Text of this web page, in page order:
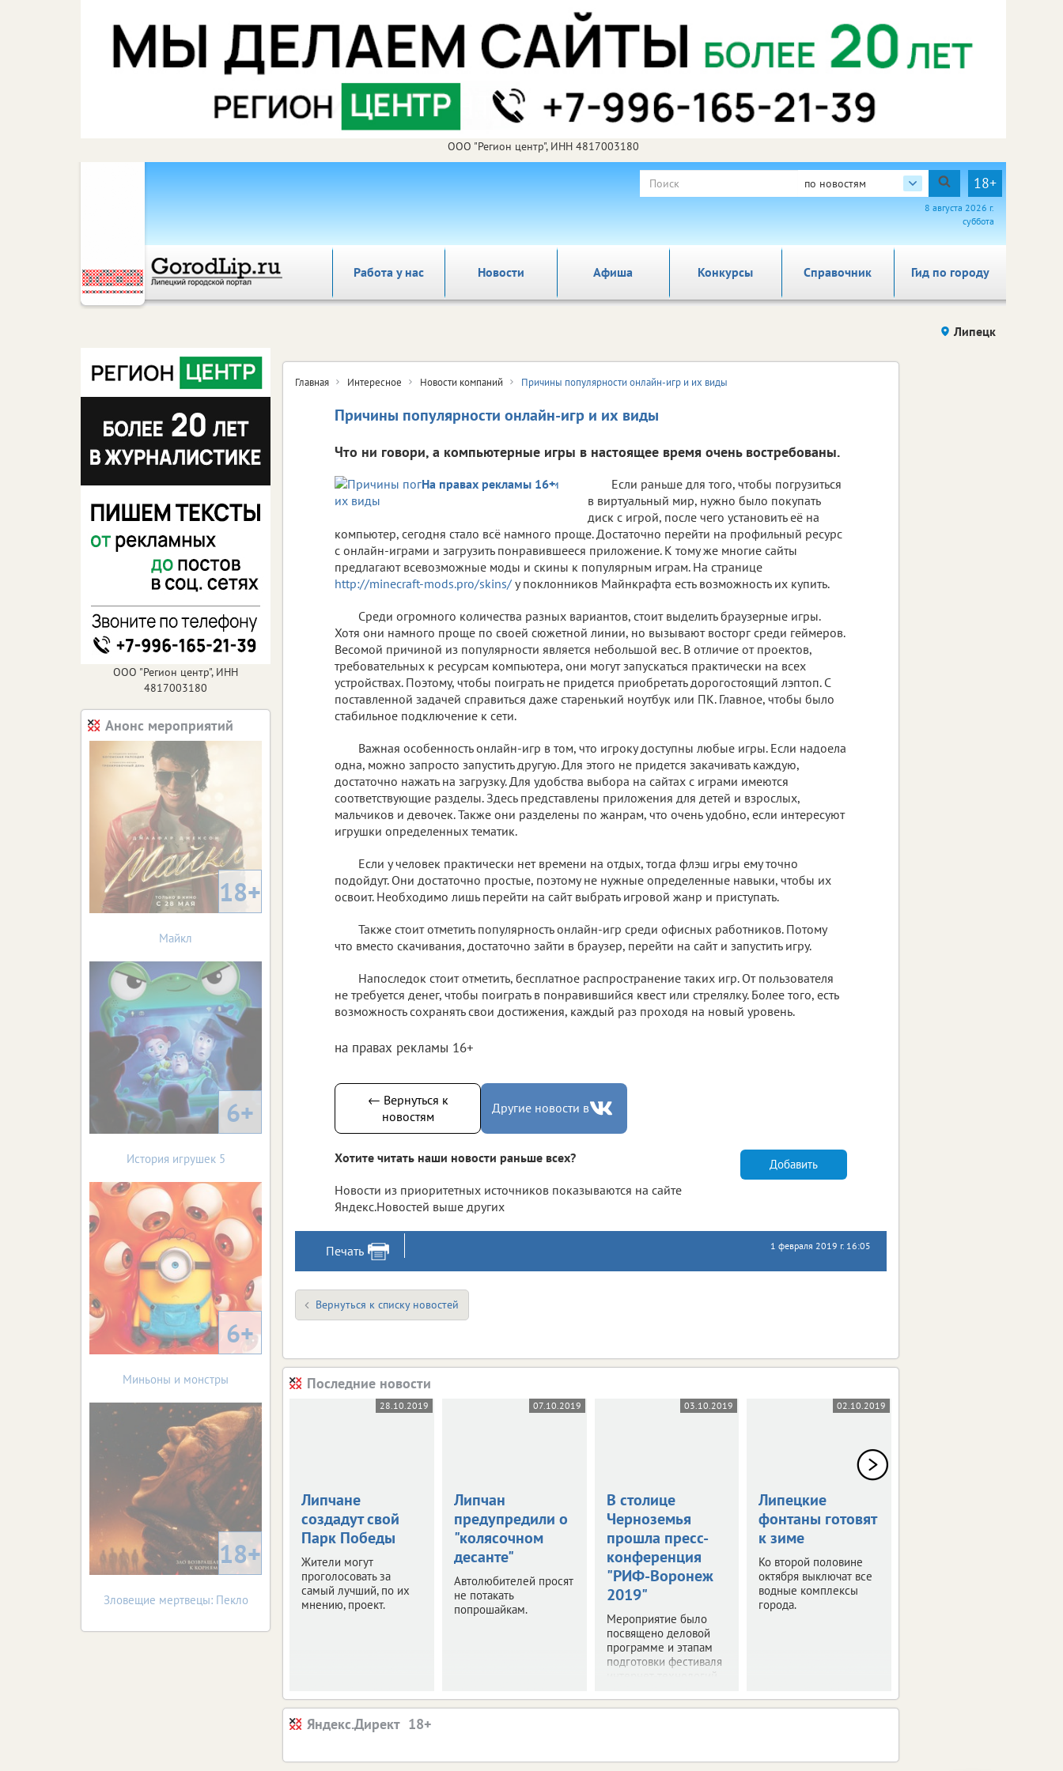
ООО "Регион центр", ИНН 4817003180
по новостям 18+
8 августа 2026 г.
суббота
Работа у нас Новости Афиша Справочник Гид по городу
Конкурсы
Липецк
Главная Интересное Новости компаний Причины популярности онлайн-игр и их виды
Причины популярности онлайн-игр и их виды
Что ни говори, а компьютерные игры в настоящее время очень востребованы.
На правах рекламы 16+
Если раньше для того, чтобы погрузиться
в виртуальный мир, нужно было покупать
диск с игрой, после чего установить её на
компьютер, сегодня стало всё намного проще. Достаточно перейти на профильный ресурс
с онлайн-играми и загрузить понравившееся приложение. К тому же многие сайты
предлагают всевозможные моды и скины к популярным играм. На странице
http://minecraft-mods.pro/skins/ у поклонников Майнкрафта есть возможность их купить.
Среди огромного количества разных вариантов, стоит выделить браузерные игры.
Хотя они намного проще по своей сюжетной линии, но вызывают восторг среди геймеров.
Весомой причиной из популярности является небольшой вес. В отличие от проектов,
требовательных к ресурсам компьютера, они могут запускаться практически на всех
устройствах. Поэтому, чтобы поиграть не придется приобретать дорогостоящий лэптоп. С
поставленной задачей справиться даже старенький ноутбук или ПК. Главное, чтобы было
стабильное подключение к сети.
Важная особенность онлайн-игр в том, что игроку доступны любые игры. Если надоела
одна, можно запросто запустить другую. Для этого не придется закачивать каждую,
достаточно нажать на загрузку. Для удобства выбора на сайтах с играми имеются
соответствующие разделы. Здесь представлены приложения для детей и взрослых,
мальчиков и девочек. Также они разделены по жанрам, что очень удобно, если интересуют
игрушки определенных тематик.
Если у человек практически нет времени на отдых, тогда флэш игры ему точно
подойдут. Они достаточно простые, поэтому не нужные определенные навыки, чтобы их
освоит. Необходимо лишь перейти на сайт выбрать игровой жанр и приступать.
Также стоит отметить популярность онлайн-игр среди офисных работников. Потому
что вместо скачивания, достаточно зайти в браузер, перейти на сайт и запустить игру.
Напоследок стоит отметить, бесплатное распространение таких игр. От пользователя
не требуется денег, чтобы поиграть в понравившийся квест или стрелялку. Более того, есть
возможность сохранять свои достижения, каждый раз проходя на новый уровень.
на правах рекламы 16+
← Вернуться к
новостям
Другие новости в
Хотите читать наши новости раньше всех?
Новости из приоритетных источников показываются на сайте
Яндекс.Новостей выше других
Добавить
Печать 1 февраля 2019 г. 16:05
Вернуться к списку новостей
Последние новости
28.10.2019
Липчане
создадут свой
Парк Победы
Жители могут
проголосовать за
самый лучший, по их
мнению, проект.
07.10.2019
Липчан
предупредили о
"колясочном
десанте"
Автолюбителей просят
не потакать
попрошайкам.
03.10.2019
В столице
Черноземья
прошла пресс-
конференция
"РИФ-Воронеж
2019"
Мероприятие было
посвящено деловой
программе и этапам
подготовки фестиваля
интернет-технологий.
02.10.2019
Липецкие
фонтаны готовят
к зиме
Ко второй половине
октября выключат все
водные комплексы
города.
Яндекс.Директ
ООО "Регион центр", ИНН
4817003180
Анонс мероприятий
18+
Майкл
6+
История игрушек 5
6+
Миньоны и монстры
18+
Зловещие мертвецы: Пекло